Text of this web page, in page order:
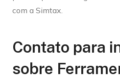
com a Simtax.
Contato para
sobre